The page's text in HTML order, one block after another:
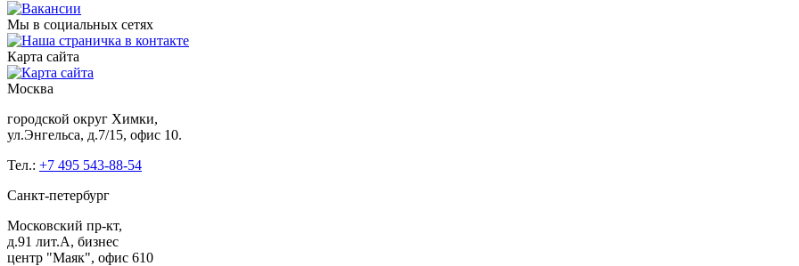
Мы в социальных сетях
Карта сайта
Москва
городской округ Химки,
ул.Энгельса, д.7/15, офис 10.
Тел.: +7 495 543-88-54
Санкт-петербург
Московский пр-кт,
д.91 лит.А, бизнес
центр "Маяк", офис 610